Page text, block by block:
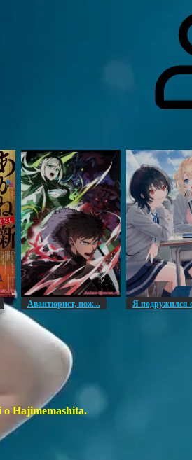
Авантюрист, пож... Я подружился
Hajimemashita.